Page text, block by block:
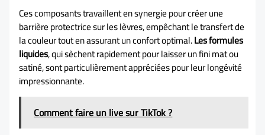
Ces composants travaillent en synergie pour créer une
barrière protectrice sur les lèvres, empêchant le transfert de
la couleur tout en assurant un confort optimal.Les formules
liquides, qui sèchent rapidement pour laisser un fini mat ou
satiné, sont particulièrement appréciées pour leur longévité
impressionnante.
Comment faire un live sur TikTok ?